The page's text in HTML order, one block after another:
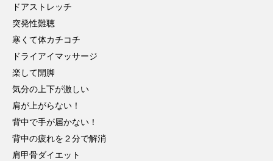
ドアストレッチ
突発性難聴
寒くて体カチコチ
ドライアイマッサージ
楽して開脚
気分の上下が激しい
肩が上がらない！
背中で手が届かない！
背中の疲れを２分で解消
肩甲骨ダイエット